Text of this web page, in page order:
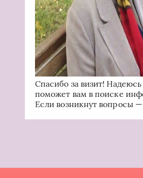
Спасибо за визит!
поможет вам в поиске
Если возникнут вопросы